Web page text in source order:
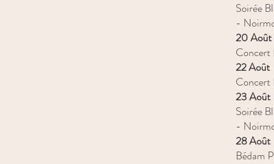
Soirée
-
20 Août
Concert
22 Août
Concert
23 Août
Soirée
-
28 Août
Bédam